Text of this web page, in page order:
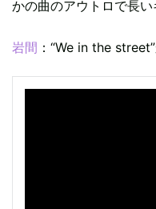
かの曲のアウトロで長
岩間 ：“We in the